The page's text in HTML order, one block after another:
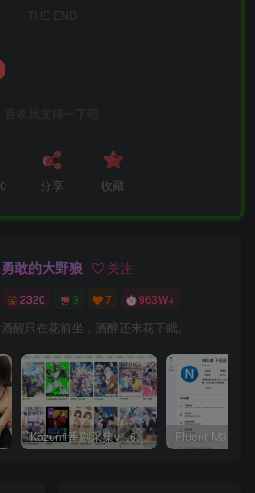
THE END
喜欢就支持一下吧
0 分享 收藏
勇敢的大野狼 关注
2320 9 7 963W+
酒醒只在花前坐，酒醉还来花下眠。
Kazumi番剧采集v1.6.9：支持自定义规则+在线观看+弹幕，跨平台下载